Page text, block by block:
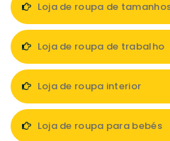
Loja de roupa de
Loja de roupa de trabalho
Loja de roupa interior
Loja de roupa para bebés